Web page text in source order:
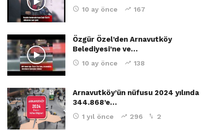
10 ay önce 167
Özgür Özel’den Arnavutköy
Belediyesi’ne ve…
10 ay önce 138
Arnavutköy’ün nüfusu 2024 yılında
344.868’e…
1 yıl önce 296 2